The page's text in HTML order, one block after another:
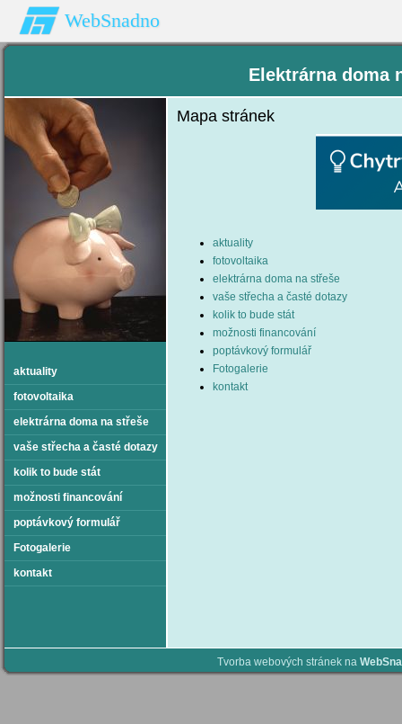
WebSnadno
Elektrárna doma
aktuality
fotovoltaika
elektrárna doma na střeše
vaše střecha a časté dotazy
kolik to bude stát
možnosti financování
poptávkový formulář
Fotogalerie
kontakt
Mapa stránek
aktuality
fotovoltaika
elektrárna doma na střeše
vaše střecha a časté dotazy
kolik to bude stát
možnosti financování
poptávkový formulář
Fotogalerie
kontakt
Tvorba webových stránek na